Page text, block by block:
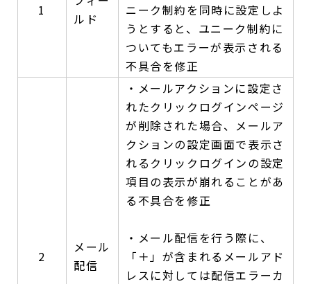
1
ルド
ニーク制約を同時に設定しよ
うとすると、ユニーク制約に
ついてもエラーが表示される
不具合を修正
2
メール
配信
・メールアクションに設定さ
れたクリックログインページ
が削除された場合、メールア
クションの設定画面で表示さ
れるクリックログインの設定
項目の表示が崩れることがあ
る不具合を修正
・メール配信を行う際に、
「＋」が含まれるメールアド
レスに対しては配信エラーカ